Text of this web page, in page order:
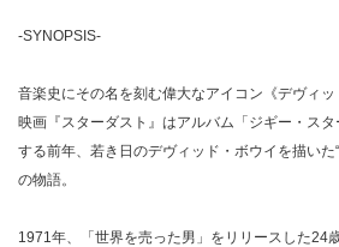
-SYNOPSIS-
音楽史にその名を刻む偉大なアイコン《デヴィッ
映画『スターダスト』はアルバム「ジギー・ス
する前年、若き日のデヴィッド・ボウイを描いた
の物語。
1971年、「世界を売った男」をリリースした24